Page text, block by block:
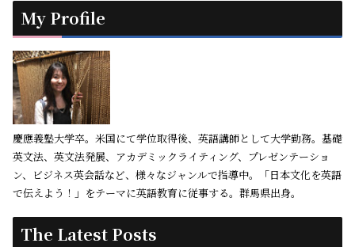
My Profile
慶應義塾大学卒。米国にて学位取得後、英語講師として大学勤務。基礎
英文法、英文法発展、アカデミックライティング、プレゼンテーショ
ン、ビジネス英会話など、様々なジャンルで指導中。「日本文化を英語
で伝えよう！」をテーマに英語教育に従事する。群馬県出身。
The Latest Posts